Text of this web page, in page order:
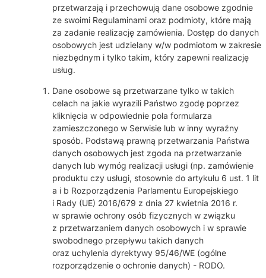
przetwarzają i przechowują dane osobowe zgodnie
ze swoimi Regulaminami oraz podmioty, które mają
za zadanie realizację zamówienia. Dostęp do danych
osobowych jest udzielany w/w podmiotom w zakresie
niezbędnym i tylko takim, który zapewni realizację
usług.
Dane osobowe są przetwarzane tylko w takich
celach na jakie wyrazili Państwo zgodę poprzez
kliknięcia w odpowiednie pola formularza
zamieszczonego w Serwisie lub w inny wyraźny
sposób. Podstawą prawną przetwarzania Państwa
danych osobowych jest zgoda na przetwarzanie
danych lub wymóg realizacji usługi (np. zamówienie
produktu czy usługi, stosownie do artykułu 6 ust. 1 lit
a i b Rozporządzenia Parlamentu Europejskiego
i Rady (UE) 2016/679 z dnia 27 kwietnia 2016 r.
w sprawie ochrony osób fizycznych w związku
z przetwarzaniem danych osobowych i w sprawie
swobodnego przepływu takich danych
oraz uchylenia dyrektywy 95/46/WE (ogólne
rozporządzenie o ochronie danych) - RODO.